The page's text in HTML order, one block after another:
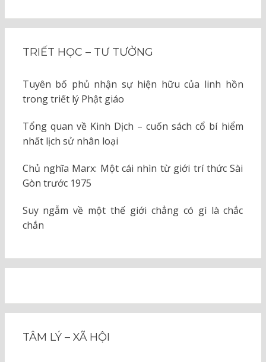
TRIẾT HỌC – TƯ TƯỞNG
Tuyên bố phủ nhận sự hiện hữu của linh hồn
trong triết lý Phật giáo
Tổng quan về Kinh Dịch – cuốn sách cổ bí hiểm
nhất lịch sử nhân loại
Chủ nghĩa Marx: Một cái nhìn từ giới trí thức Sài
Gòn trước 1975
Suy ngẫm về một thế giới chẳng có gì là chắc
chắn
TÂM LÝ – XÃ HỘI